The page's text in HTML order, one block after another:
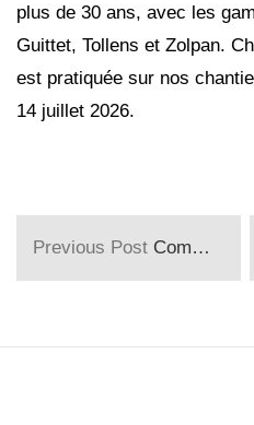
plus de 30 ans, avec les
Guittet, Tollens et Zolpan.
est pratiquée sur nos
14 juillet 2026.
Previous Post Comment varient les prix de la peinture selon les saisons ?